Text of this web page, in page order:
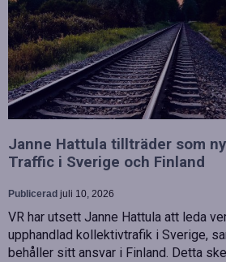
Janne Hattula tillträder som
Traffic i Sverige och Finland
Publicerad juli 10, 2026
VR har utsett Janne Hattula att leda
upphandlad kollektivtrafik i Sverige,
behåller sitt ansvar i Finland. Detta